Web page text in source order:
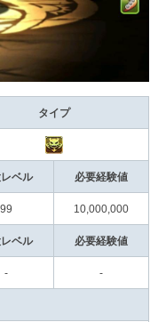
タイプ
ベル 必要経験値
99 10,000,000
ベル 必要経験値
- -